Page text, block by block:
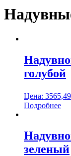
голубой
Цена: 3565,49
Подробнее
зеленый